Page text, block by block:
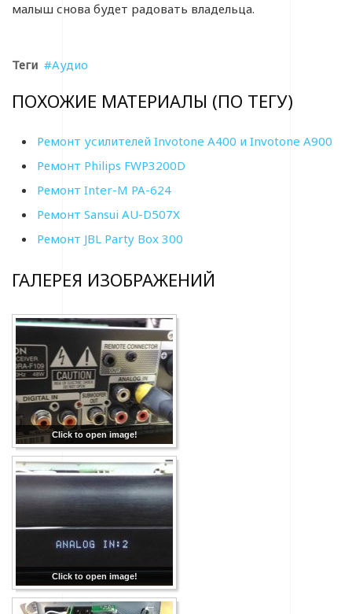
малыш снова будет радовать владельца.
Теги Аудио
ПОХОЖИЕ МАТЕРИАЛЫ (ПО ТЕГУ)
Ремонт усилителей Invotone A400 и Invotone A900
Ремонт Philips FWP3200D
Ремонт Inter-M PA-624
Ремонт Sаnsui АU-D507Х
Ремонт JBL Party Box 300
ГАЛЕРЕЯ ИЗОБРАЖЕНИЙ
Click to open image!
Click to open image!